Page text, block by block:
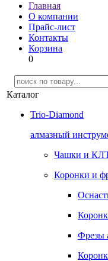
Главная
О компании
Прайс-лист
Контакты
Корзина
0
Каталог
Trio-Diamond
алмазный
Чашки и
Коронки и
Фрезы